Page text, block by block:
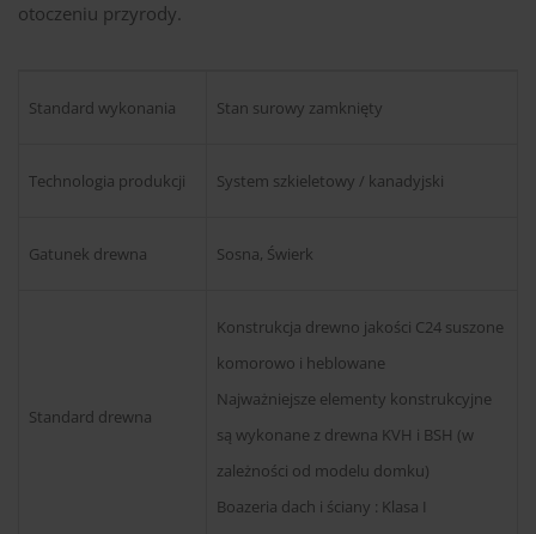
otoczeniu przyrody.
Standard wykonania Stan surowy zamknięty
Technologia produkcji System szkieletowy / kanadyjski
Gatunek drewna Sosna, Świerk
Standard drewna
Konstrukcja drewno jakości C24 suszone
komorowo i heblowane
Najważniejsze elementy konstrukcyjne
są wykonane z drewna KVH i BSH (w
zależności od modelu domku)
Boazeria dach i ściany : Klasa I